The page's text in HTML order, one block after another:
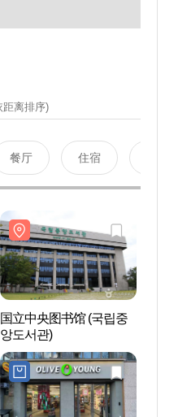
距离排序)
餐厅 住宿
国立中央图书馆 (국립중
앙도서관)